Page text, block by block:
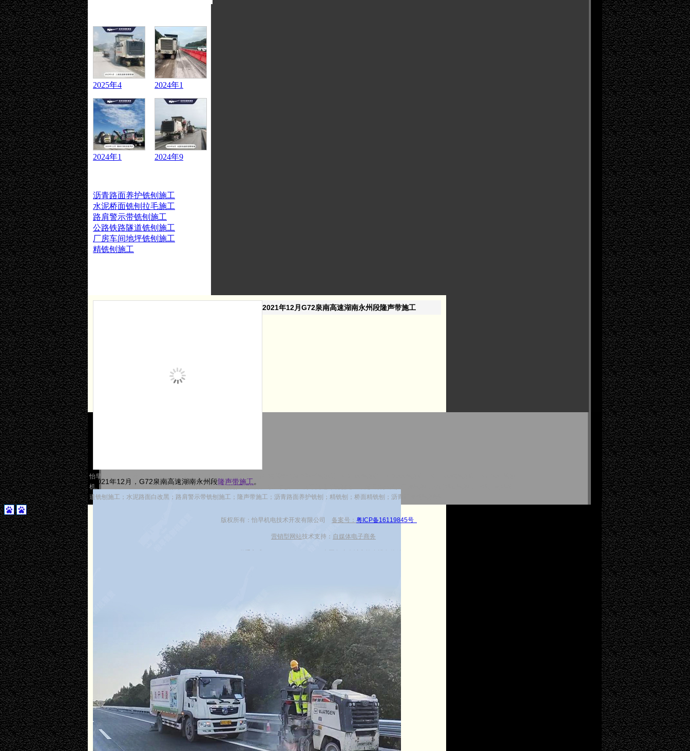
2025年4 2024年1
2024年1 2024年9
沥青路面养护铣刨施工
水泥桥面铣刨拉毛施工
路肩警示带铣刨施工
公路铁路隧道铣刨施工
厂房车间地坪铣刨施工
精铣刨施工
2021年12月G72泉南高速湖南永州段隆声带施工
2021年12月，G72泉南高速湖南永州段隆声带施工 。
怡早机电技术开发有限公司是中南地区专业的铣刨机租赁商，出租德国维特根全系列铣刨机：W2100铣刨机、W2000铣刨机、W1900精铣刨机、W130H铣刨
机、W50及W35DC隆声带铣刨机（路肩警示带铣刨机）各多台。专业承接：厂房车间地坪铣刨施工；隧道仰拱及找平层铣刨；水泥路面铣刨；公路、铁路隧
道铣刨施工；水泥路面白改黑；路肩警示带铣刨施工；隆声带施工；沥青路面养护铣刨；精铣刨；桥面精铣刨；沥青面层精铣刨等
版权所有：怡早机电技术开发有限公司 备案号： 粤ICP备16119845号
营销型网站技术支持： 自媒体电子商务
湘公网安备 43011102000667号